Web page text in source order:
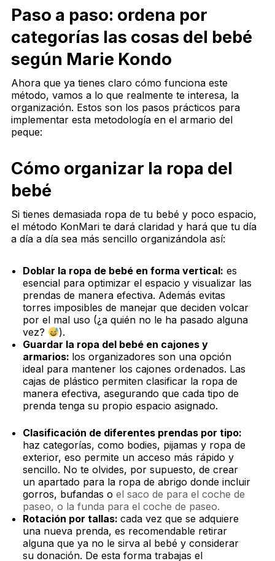
Paso a paso: ordena por
categorías las cosas del bebé
según Marie Kondo
Ahora que ya tienes claro cómo funciona este
método, vamos a lo que realmente te interesa, la
organización. Estos son los pasos prácticos para
implementar esta metodología en el armario del
peque:
Cómo organizar la ropa del
bebé
Si tienes demasiada ropa de tu bebé y poco espacio,
el método KonMari te dará claridad y hará que tu día
a día a día sea más sencillo organizándola así:
Doblar la ropa de bebé en forma vertical: es
esencial para optimizar el espacio y visualizar las
prendas de manera efectiva. Además evitas
torres imposibles de manejar que deciden volcar
por el mal uso (¿a quién no le ha pasado alguna
vez?
).
Guardar la ropa del bebé en cajones y
armarios: los organizadores son una opción
ideal para mantener los cajones ordenados. Las
cajas de plástico permiten clasificar la ropa de
manera efectiva, asegurando que cada tipo de
prenda tenga su propio espacio asignado.
Clasificación de diferentes prendas por tipo:
haz categorías, como bodies, pijamas y ropa de
exterior, eso permite un acceso más rápido y
sencillo. No te olvides, por supuesto, de crear
un apartado para la ropa de abrigo donde incluir
gorros, bufandas oel saco de para el coche de
paseo, o la funda para el coche de paseo.
Rotación por tallas:cada vez que se adquiere
una nueva prenda, es recomendable retirar
alguna que ya no le sirva al bebé y considerar
su donación. De esta forma trabajas el